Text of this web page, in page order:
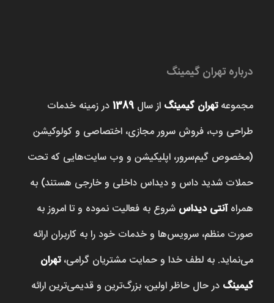
درباره تهران گیمینگ
مجموعهتهران گیمینگ از سال 1389در زمینه خدمات
طراحی وب، فروش‌ سرور مجازی، اختصاصی و کولوکیشن
(مخصوص گیم‌سرور، اپلیکیشن و وب سایت‌هایی که تحت
حملات شدید داس و دیداس داخلی و خارجی هستند) به
همراهآنتی دیداس شروع به فعالیت نموده و تا امروز به
صورت منظم، سرویس‌ها و خدمات خود را به کاربران ارائه
می‌نماید. به لطف خدا و حمایت مشتریان گرامی،تهران
گیمینگ در حال حاظر اولین، بزرگ‌ترین و قدیمی‌ترین ارائه